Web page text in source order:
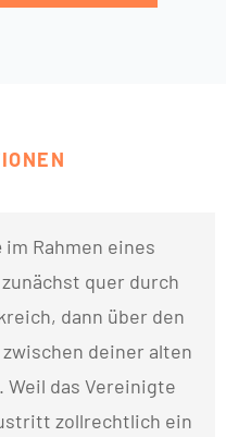
im Rahmen eines
quer durch
dann über den
zwischen deiner alten
Weil das Vereinigte
zollrechtlich ein